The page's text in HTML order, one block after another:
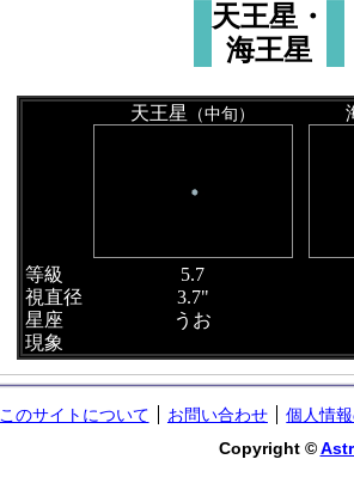
天王星・
海王星
天王星 （中旬）
等級
5.7
視直径
3.7"
星座
うお
現象
このサイトについて お問い合わせ
個人情
Copyright ©